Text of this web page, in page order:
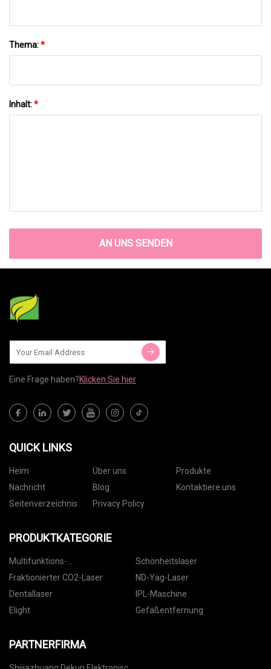
Thema:*
Inhalt:*
AN UNS SENDEN
Eine Frage haben?Klicken Sie hier
QUICK LINKS
Heim Über uns
Produkte
Nachricht
Blog
Kontaktiere uns
Seitenverzeichnis
Privacy Policy
PRODUKTKATEGORIE
Multifunktions-
Schönheitsmaschine
Schönheitslaser
Fraktionierter CO2-Laser
ND-Yag-Laser
Dentallaser
IPL-Maschine
Elight
Gefäßentfernung
PARTNERFIRMA